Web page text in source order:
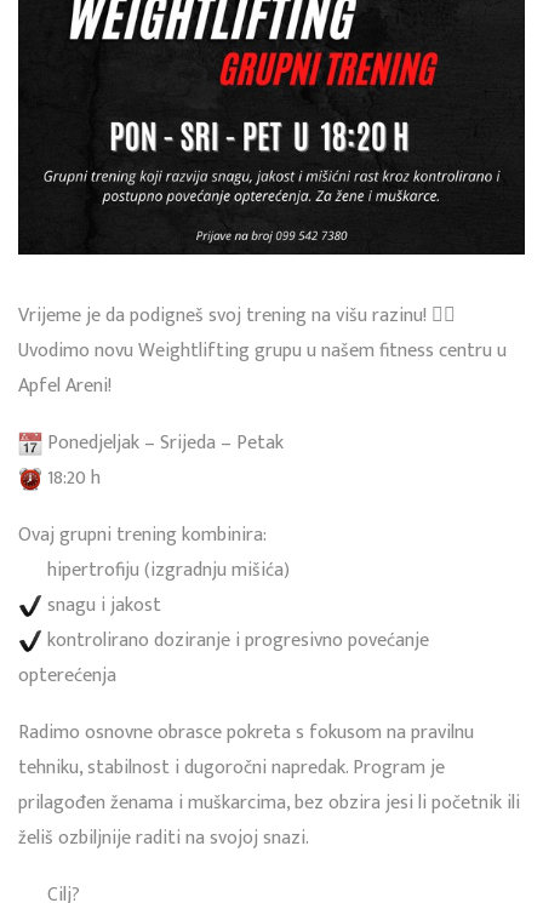
Vrijeme je da podigneš svoj trening na višu razinu! 🏋️‍♂️
Uvodimo novu Weightlifting grupu u našem fitness centru u
Apfel Areni!
Ponedjeljak – Srijeda – Petak
18:20 h
Ovaj grupni trening kombinira:
hipertrofiju (izgradnju mišića)
snagu i jakost
kontrolirano doziranje i progresivno povećanje
opterećenja
Radimo osnovne obrasce pokreta s fokusom na pravilnu
tehniku, stabilnost i dugoročni napredak. Program je
prilagođen ženama i muškarcima, bez obzira jesi li početnik ili
želiš ozbiljnije raditi na svojoj snazi.
Cilj?